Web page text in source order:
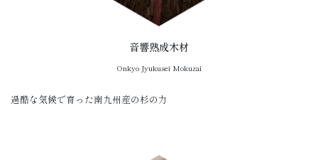
音響熟成木材
Onkyo Jyukusei Mokuzai
過酷な気候で育った南九州産の杉の力